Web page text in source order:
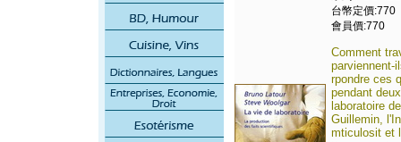
台幣定價:770
會員價:770
Comment
parviennent-
rpondre ces
pendant
laboratoire
Guillemin,
mticulosit et